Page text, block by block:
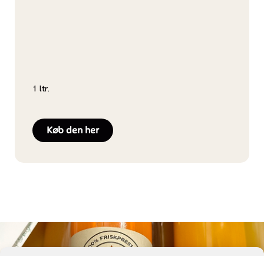
1 ltr.
Køb den her